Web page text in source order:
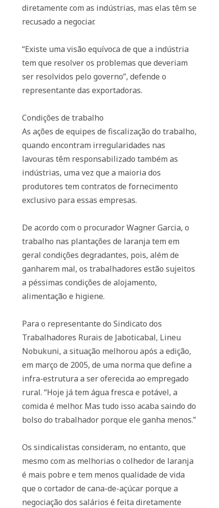
diretamente com as indústrias, mas elas têm se
recusado a negociar.
“Existe uma visão equívoca de que a indústria
tem que resolver os problemas que deveriam
ser resolvidos pelo governo”, defende o
representante das exportadoras.
Condições de trabalho
As ações de equipes de fiscalização do trabalho,
quando encontram irregularidades nas
lavouras têm responsabilizado também as
indústrias, uma vez que a maioria dos
produtores tem contratos de fornecimento
exclusivo para essas empresas.
De acordo com o procurador Wagner Garcia, o
trabalho nas plantações de laranja tem em
geral condições degradantes, pois, além de
ganharem mal, os trabalhadores estão sujeitos
a péssimas condições de alojamento,
alimentação e higiene.
Para o representante do Sindicato dos
Trabalhadores Rurais de Jaboticabal, Lineu
Nobukuni, a situação melhorou após a edição,
em março de 2005, de uma norma que define a
infra-estrutura a ser oferecida ao empregado
rural. “Hoje já tem água fresca e potável, a
comida é melhor. Mas tudo isso acaba saindo do
bolso do trabalhador porque ele ganha menos.”
Os sindicalistas consideram, no entanto, que
mesmo com as melhorias o colhedor de laranja
é mais pobre e tem menos qualidade de vida
que o cortador de cana-de-açúcar porque a
negociação dos salários é feita diretamente